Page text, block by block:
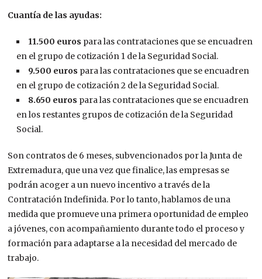
Cuantía de las ayudas:
11.500 euros para las contrataciones que se encuadren
en el grupo de cotización 1 de la Seguridad Social.
9.500 euros para las contrataciones que se encuadren
en el grupo de cotización 2 de la Seguridad Social.
8.650 euros para las contrataciones que se encuadren
en los restantes grupos de cotización de la Seguridad
Social.
Son contratos de 6 meses, subvencionados por la Junta de
Extremadura, que una vez que finalice, las empresas se
podrán acoger a un nuevo incentivo a través de la
Contratación Indefinida. Por lo tanto, hablamos de una
medida que promueve una primera oportunidad de empleo
a jóvenes, con acompañamiento durante todo el proceso y
formación para adaptarse a la necesidad del mercado de
trabajo.